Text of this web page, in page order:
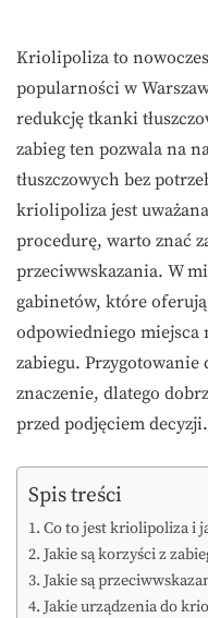
Kriolipoliza to
popularności w
redukcję tkanki
zabieg ten pozwala na
tłuszczowych bez
kriolipoliza jest
procedurę, warto znać
przeciwwskazania. W
gabinetów, które
odpowiedniego miejsca
zabiegu.
znaczenie, dlatego
przed podjęciem decyzji.
Spis treści
Co to jest kriolipoliza i
Jakie są korzyści z
Jakie są
Jakie urządzenia do